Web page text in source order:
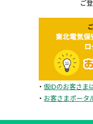
ご
・仮IDのお客さま
・ お客さまポータ